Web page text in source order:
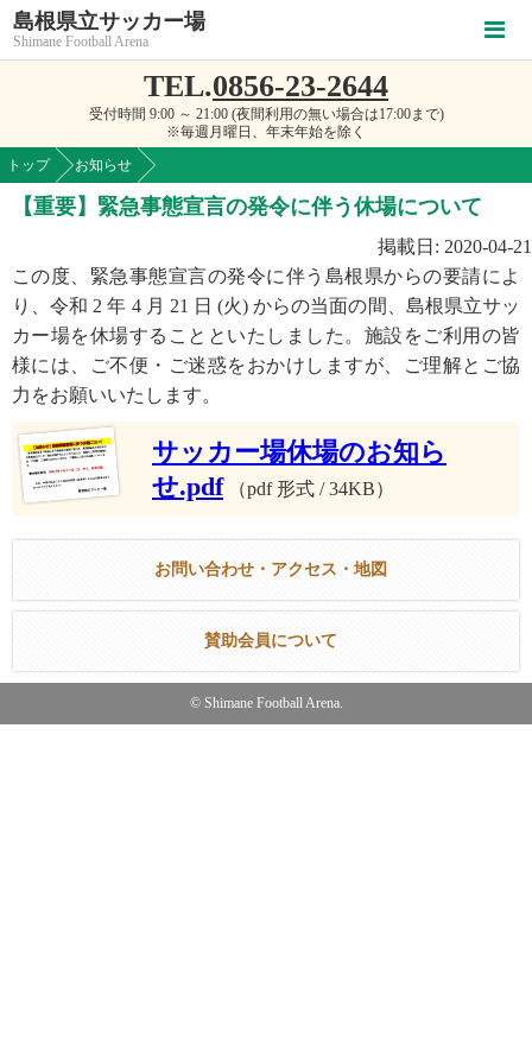
島根県立サッカー場
Shimane Football Arena
TEL.0856-23-2644
受付時間 9:00 ～ 21:00 (夜間利用の無い場合は17:00まで)
※毎週月曜日、年末年始を除く
トップ
お知らせ
【重要】緊急事態宣言の発令に伴う休場について
掲載日: 2020-04-21
この度、緊急事態宣言の発令に伴う島根県からの要請によ
り、令和 2 年 4 月 21 日 (火) からの当面の間、島根県立サッ
カー場を休場することといたしました。施設をご利用の皆
様には、ご不便・ご迷惑をおかけしますが、ご理解とご協
力をお願いいたします。
サッカー場休場のお知ら
せ.pdf （pdf 形式 / 34KB）
お問い合わせ・アクセス・地図
賛助会員について
© Shimane Football Arena.